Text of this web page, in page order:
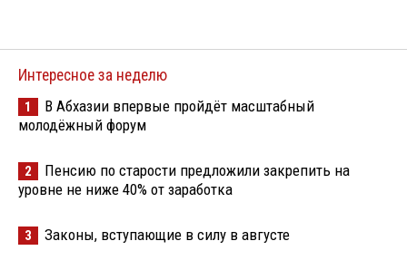
Интересное за неделю
1
В Абхазии впервые пройдёт масштабный
молодёжный форум
2
Пенсию по старости предложили закрепить на
уровне не ниже 40% от заработка
3 Законы, вступающие в силу в августе